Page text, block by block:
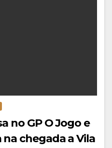
no GP O Jogo e
chegada a Vila